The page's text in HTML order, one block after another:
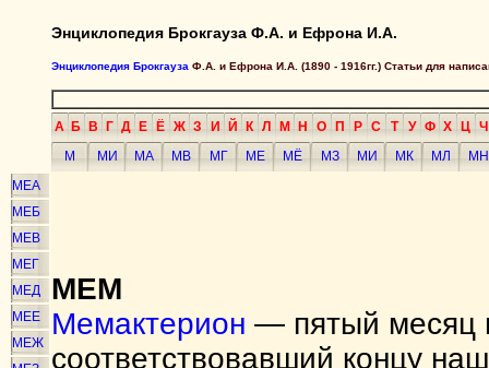
Энциклопедия Брокгауза Ф.А. и Ефрона И.А.
Энциклопедия Брокгауза Ф.А. и Ефрона И.А. (1890 - 1916гг.) Статьи для
А Б В Г Д Е Ё Ж З И Й К Л М Н О П Р С Т У Ф Х Ц Ч
М
МИ МА МВ МГ МЕ МЁ МЗ МИ МК МЛ
МН
МЕА
МЕБ
МЕВ
МЕГ
МЕД
МЕЕ
МЕЖ
МЕМ
Мемактерион — пятый месяц
соответствовавший концу